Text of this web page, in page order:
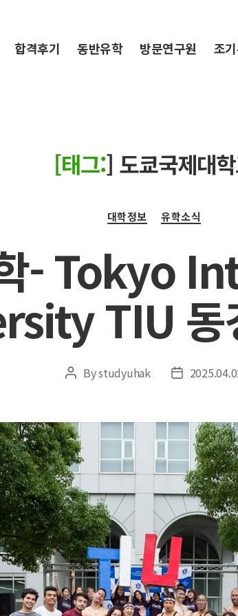
합격후기 동반유학 방문연구원 조
[태그:] 도쿄국제대
Categories
대학정보 유학소식
- Tokyo
TIU 동
Post
Bystudyuhak
Post